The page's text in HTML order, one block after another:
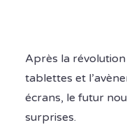
Après la
tablettes et
écrans, le futur
surprises.